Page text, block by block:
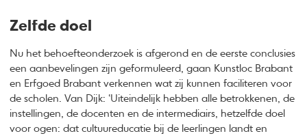
Zelfde doel
Nu het behoefteonderzoek is afgerond en de eerste conclusies
een aanbevelingen zijn geformuleerd, gaan Kunstloc Brabant
en Erfgoed Brabant verkennen wat zij kunnen faciliteren voor
de scholen. Van Dijk: ‘Uiteindelijk hebben alle betrokkenen, de
instellingen, de docenten en de intermediairs, hetzelfde doel
voor ogen: dat cultuureducatie bij de leerlingen landt en